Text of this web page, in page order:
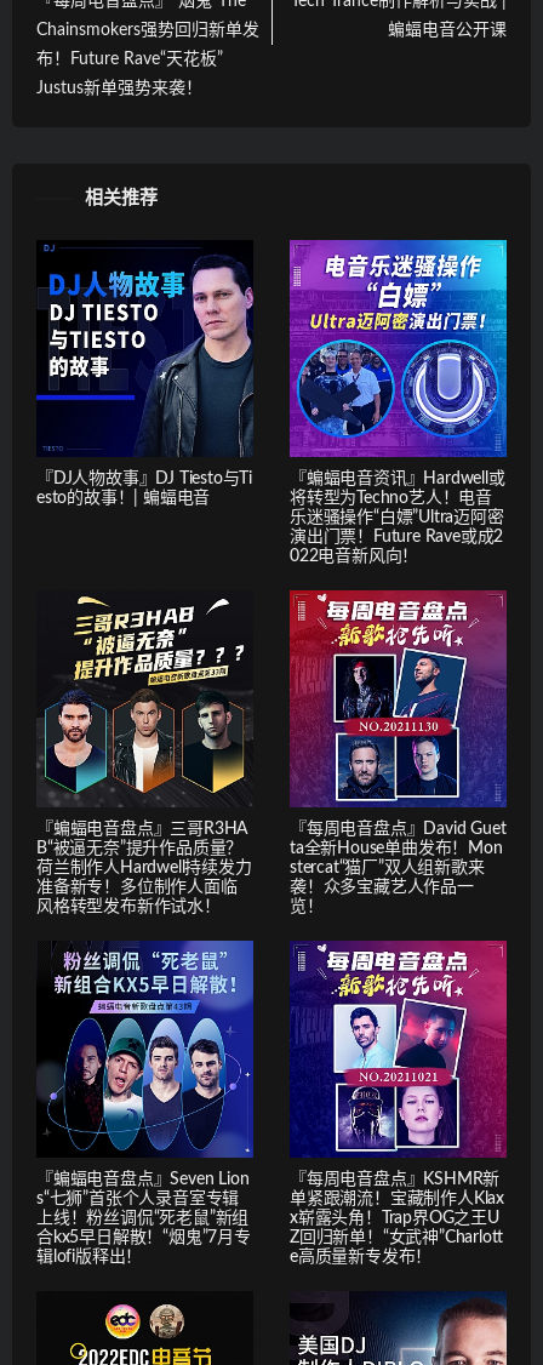
Chainsmokers强势回归新单发
布！Future Rave“天花板”
Justus新单强势来袭！
蝙蝠电音公开课
相关推荐
『DJ人物故事』DJ Tiesto与Ti
esto的故事！| 蝙蝠电音
『蝙蝠电音资讯』Hardwell或
将转型为Techno艺人！电音
乐迷骚操作“白嫖”Ultra迈阿密
演出门票！Future Rave或成2
022电音新风向！
『蝙蝠电音盘点』三哥R3HA
B“被逼无奈”提升作品质量？
荷兰制作人Hardwell持续发力
准备新专！多位制作人面临
风格转型发布新作试水！
『每周电音盘点』David Guet
ta全新House单曲发布！Mon
stercat“猫厂”双人组新歌来
袭！众多宝藏艺人作品一
览！
『蝙蝠电音盘点』Seven Lion
s“七狮”首张个人录音室专辑
上线！粉丝调侃“死老鼠”新组
合kx5早日解散！“烟鬼”7月专
辑lofi版释出！
『每周电音盘点』KSHMR新
单紧跟潮流！宝藏制作人Klax
x崭露头角！Trap界OG之王U
Z回归新单！“女武神”Charlott
e高质量新专发布！